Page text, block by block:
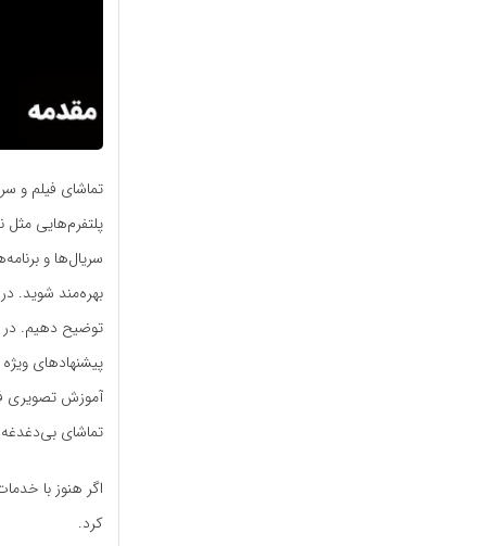
تماشای فیلم و
پلتفرم‌هایی مثل
سریال‌ها و
بهره‌مند شوید.
توضیح دهیم. در
پیشنهادهای
آموزش تصویری
تماشای
اگر هنوز با
کرد.